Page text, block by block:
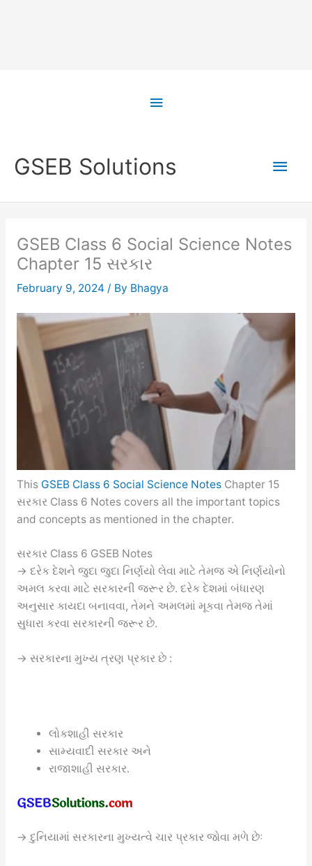
Above
GSEB Solutions
Main
GSEB Class 6 Social Science Notes
Chapter 15 સરકાર
February 9, 2024 / By Bhagya
This GSEB Class 6 Social Science NotesChapter 15
સરકાર Class 6 Notes covers all the important topics
and concepts as mentioned in the chapter.
સરકાર Class 6 GSEB Notes
→ દરેક દેશને જુદા જુદા નિર્ણયો લેવા માટે તેમજ એ નિર્ણયોનો
અમલ કરવા માટે સરકારની જરૂર છે. દરેક દેશમાં બંધારણ
અનુસાર કાયદા બનાવવા, તેમને અમલમાં મૂકવા તેમજ તેમાં
સુધારા કરવા સરકારની જરૂર છે.
→ સરકારના મુખ્ય ત્રણ પ્રકાર છે :
લોકશાહી સરકાર
સામ્યવાદી સરકાર અને
રાજાશાહી સરકાર.
→ દુનિયામાં સરકારના મુખ્યત્વે ચાર પ્રકાર જોવા મળે છેઃ